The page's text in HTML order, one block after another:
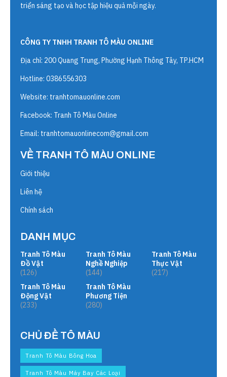
triển sáng tạo và học tập hiệu quả mỗi ngày.
CÔNG TY TNHH TRANH TÔ MÀU ONLINE
Địa chỉ: 200 Quang Trung, Phường Hạnh Thông Tây, TP.HCM
Hotline: 0386556303
Website: tranhtomauonline.com
Facebook: Tranh Tô Màu Online
Email: tranhtomauonlinecom@gmail.com
VỀ TRANH TÔ MÀU ONLINE
Giới thiệu
Liên hệ
Chính sách
DANH MỤC
Tranh Tô Màu
Đồ Vật
(126)
Tranh Tô Màu
Động Vật
(233)
Tranh Tô Màu
Nghề Nghiệp
(144)
Tranh Tô Màu
Phương Tiện
(280)
Tranh Tô Màu
Thực Vật
(217)
CHỦ ĐỀ TÔ MÀU
Tranh Tô Màu Bông Hoa
Tranh Tô Màu Máy Bay Các Loại